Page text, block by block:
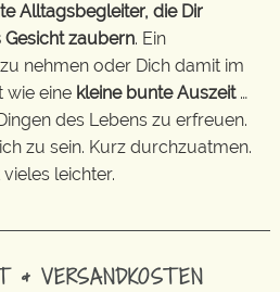
Alltagsbegleiter, die Dir
zaubern. Ein
nehmen oder Dich damit im
wie eine kleine bunte Auszeit…
des Lebens zu erfreuen.
zu sein. Kurz durchzuatmen.
leichter.
& VERSANDKOSTEN